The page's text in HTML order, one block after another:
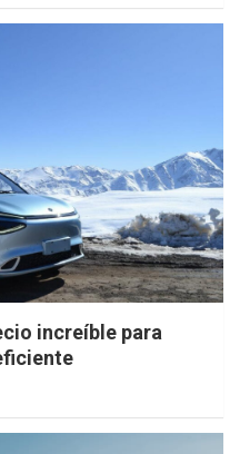
increíble para